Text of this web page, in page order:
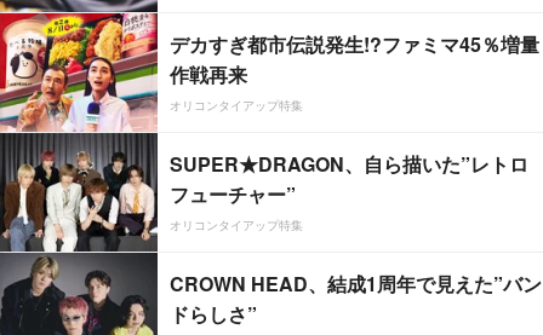
デカすぎ都市伝説発生!?ファミマ45％増量
作戦再来
オリコンタイアップ特集
SUPER★DRAGON、自ら描いた”レトロ
フューチャー”
オリコンタイアップ特集
CROWN HEAD、結成1周年で見えた”バン
ドらしさ”